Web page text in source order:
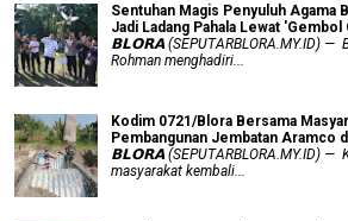
Sentuhan Magis Penyuluh Agama
Jadi Ladang Pahala Lewat 'Gembol
𝗕𝗟𝗢𝗥𝗔 (SEPUTARBLORA.MY.ID) —
Rohman menghadiri...
Kodim 0721/Blora Bersama
Pembangunan Jembatan Aramco
𝗕𝗟𝗢𝗥𝗔 (SEPUTARBLORA.MY.ID) —
masyarakat kembali...